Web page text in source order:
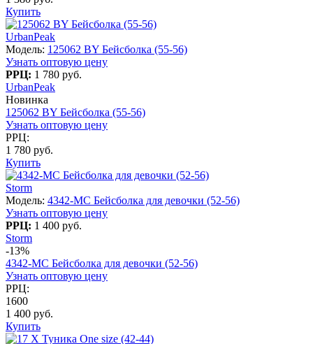
Купить
UrbanPeak
Модель: 125062 BY Бейсболка (55-56)
Узнать оптовую цену
РРЦ: 1 780 руб.
UrbanPeak
Новинка
125062 BY Бейсболка (55-56)
Узнать оптовую цену
РРЦ:
1 780 руб.
Купить
Storm
Модель: 4342-МС Бейсболка для девочки (52-56)
Узнать оптовую цену
РРЦ: 1 400 руб.
Storm
-13%
4342-МС Бейсболка для девочки (52-56)
Узнать оптовую цену
РРЦ:
1600
1 400 руб.
Купить